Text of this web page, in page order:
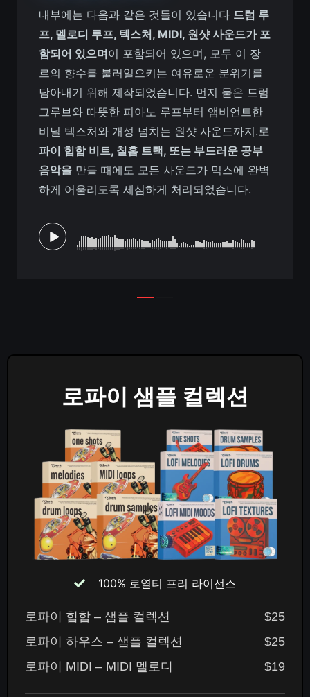
내부에는 다음과 같은 것들이 있습니다 드럼 루
프, 멜로디 루프, 텍스처, MIDI, 원샷 사운드가 포
함되어 있으며이 포함되어 있으며, 모두 이 장
르의 향수를 불러일으키는 여유로운 분위기를
담아내기 위해 제작되었습니다. 먼지 묻은 드럼
그루브와 따뜻한 피아노 루프부터 앰비언트한
비닐 텍스처와 개성 넘치는 원샷 사운드까지. 로
파이 힙합 비트, 칠홉 트랙, 또는 부드러운 공부
음악을 만들 때에도 모든 사운드가 믹스에 완벽
하게 어울리도록 세심하게 처리되었습니다.
로파이 샘플 컬렉션
100% 로열티 프리 라이선스
로파이 힙합 – 샘플 컬렉션
$25
로파이 하우스 – 샘플 컬렉션
$25
로파이 MIDI – MIDI 멜로디
$19